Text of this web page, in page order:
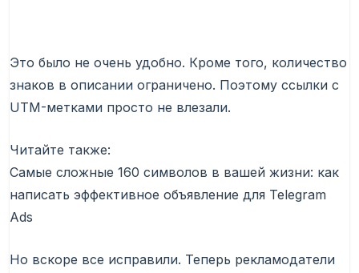
Это было не очень удобно. Кроме того, количество
знаков в описании ограничено. Поэтому ссылки с
UTM-метками просто не влезали.
Читайте также:
Самые сложные 160 символов в вашей жизни: как
написать эффективное объявление для Telegram
Ads
Но вскоре все исправили. Теперь рекламодатели